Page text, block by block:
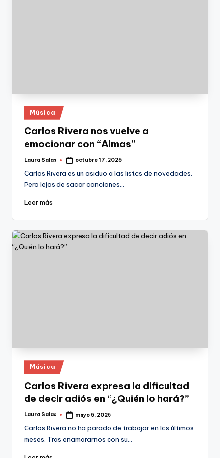
Publicado
en
Música
Carlos Rivera nos vuelve a
emocionar con “Almas”
Publicado
Laura Salas octubre 17, 2025
Carlos Rivera es un asiduo a las listas de novedades.
Pero lejos de sacar canciones…
Leer más
Publicado
en
Música
Carlos Rivera expresa la dificultad
de decir adiós en “¿Quién lo hará?”
Publicado
Laura Salas mayo 5, 2025
Carlos Rivera no ha parado de trabajar en los últimos
meses. Tras enamorarnos con su…